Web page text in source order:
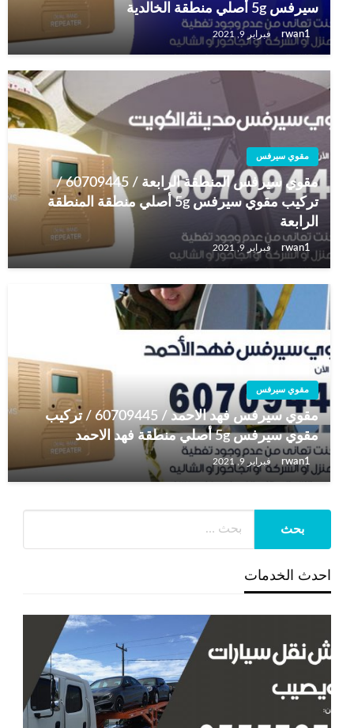
سيرفس 5g أصلي منطقة الخالدية
rwan1 فبراير 9, 2021
مقوي سيرفس
مقوي سيرفس المنطقة الرابعة / 60709445 /
تركيب مقوي سيرفس 5g أصلي منطقة المنطقة
الرابعة
rwan1 فبراير 9, 2021
مقوي سيرفس
مقوي سيرفس فهد الاحمد / 60709445 / تركيب
مقوي سيرفس 5g أصلي منطقة فهد الاحمد
rwan1 فبراير 9, 2021
احدث الخدمات